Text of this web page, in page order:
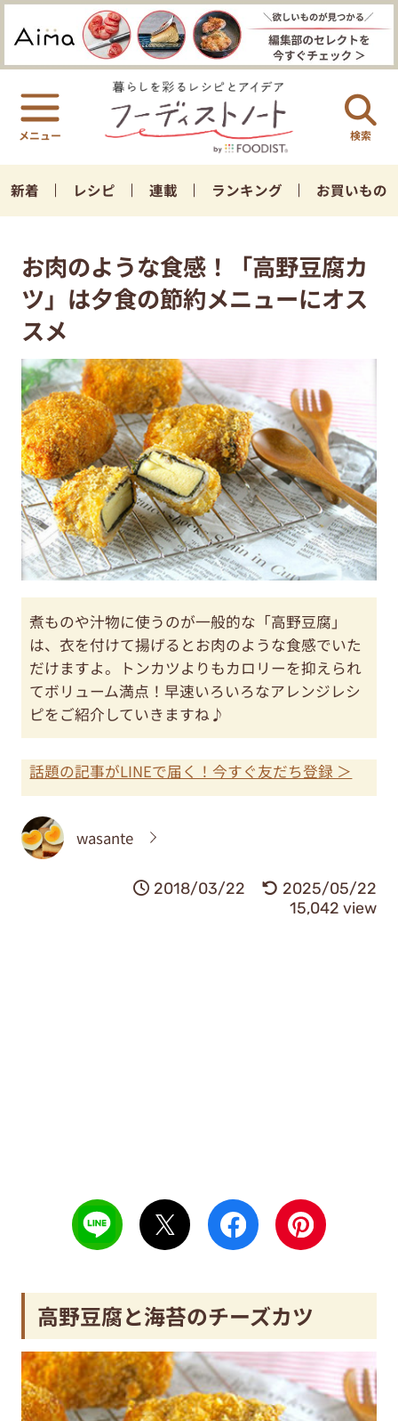
検索
新着 レシピ 連載 ランキング お買いもの
お肉のような食感！「高野豆腐カ
ツ」は夕食の節約メニューにオス
スメ
煮ものや汁物に使うのが一般的な「高野豆腐」
は、衣を付けて揚げるとお肉のような食感でいた
だけますよ。トンカツよりもカロリーを抑えられ
てボリューム満点！早速いろいろなアレンジレシ
ピをご紹介していきますね♪
話題の記事がLINEで届く！今すぐ友だち登録 ＞
wasante
2018/03/22
2025/05/22
15,042 view
高野豆腐と海苔のチーズカツ